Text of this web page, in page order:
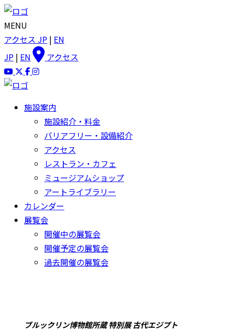
MENU
アクセス JP | EN
JP | EN アクセス
施設案内
施設紹介・料金
バリアフリー・設備紹介
アクセス
レストラン・カフェ
ミュージアムショップ
アートライブラリー
カレンダー
展覧会
開催中の展覧会
開催予定の展覧会
過去開催の展覧会
ブルックリン博物館所蔵 特別展 古代エジプト